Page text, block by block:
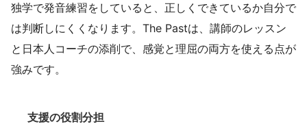
独学で発音練習をしていると、正しくできているか自分で
は判断しにくくなります。The Pastは、講師のレッスン
と日本人コーチの添削で、感覚と理屈の両方を使える点が
強みです。
支援の役割分担